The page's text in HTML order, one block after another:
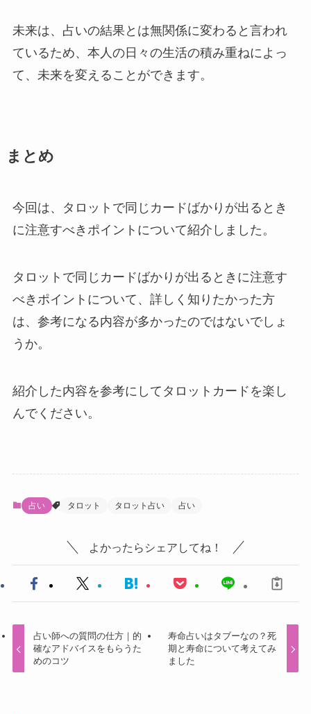
未来は、占いの結果とは無関係に変わると言われ
ているため、本人の日々の生活の積み重ねによっ
て、未来を変えることができます。
まとめ
今回は、タロットで同じカードばかりが出るとき
に注意すべきポイントについて紹介しました。
タロットで同じカードばかりが出るときに注意す
べきポイントについて、詳しく知りたかった方
は、参考になる内容が多かったのではないでしょ
うか。
紹介した内容を参考にしてタロットカードを楽し
んでください。
占い タロット タロット占い 占い
よかったらシェアしてね！
占い師への質問の仕方｜的
確なアドバイスをもらうた
めのコツ
寿命占いはタブーなの？死
期と寿命について考えてみ
ました